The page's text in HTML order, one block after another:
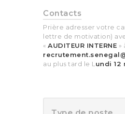
Contacts
Prière adresser votre
lettre de motivation)
« AUDITEUR INTERNE »
au plus tard le L undi 12